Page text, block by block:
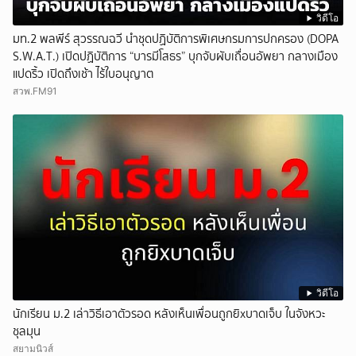
วิดีโอ
มท.2 พลพีร์ สุวรรณฉวี นำชุดปฏิบัติการพิเศษกรมการปกครอง (DOPA
S.W.A.T.) เปิดปฏิบัติการ “บารมีโสธร” บุกจับผับเถื่อนอัพยา กลางเมือง
แปดริ้ว เปิดถึงเช้า ไร้ใบอนุญาต
สวพ.FM91
วิดีโอ
นักเรียน ม.2 เล่าวิธีเอาตัวรอด หลังเห็นเพื่อนถูกยิxบาดเจ็บ ในจังหวะ
ชุลมุน
สยามนิวส์